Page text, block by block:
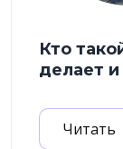
Кто
делает
Читать